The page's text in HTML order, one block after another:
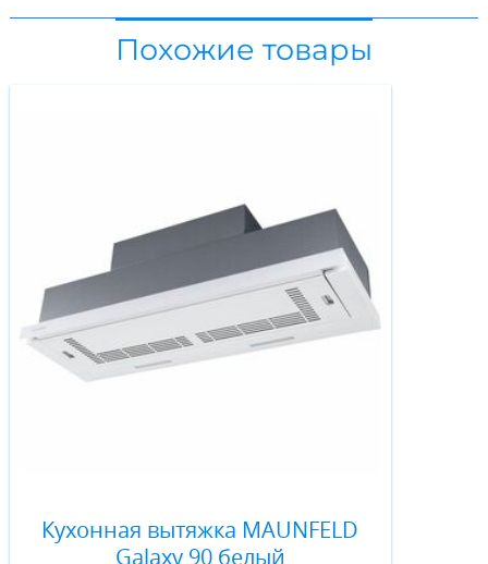
Похожие товары
Кухонная вытяжка MAUNFELD
Galaxy 90 белый